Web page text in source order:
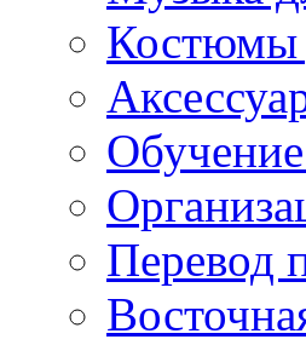
Костюмы
Перевод